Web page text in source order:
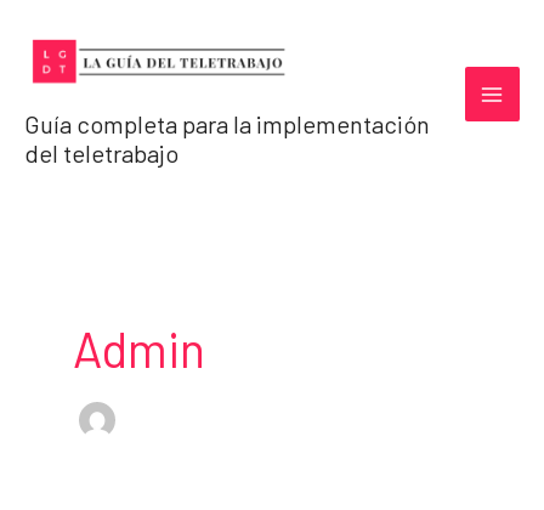
contenido
Guía completa para la implementación
del teletrabajo
Admin